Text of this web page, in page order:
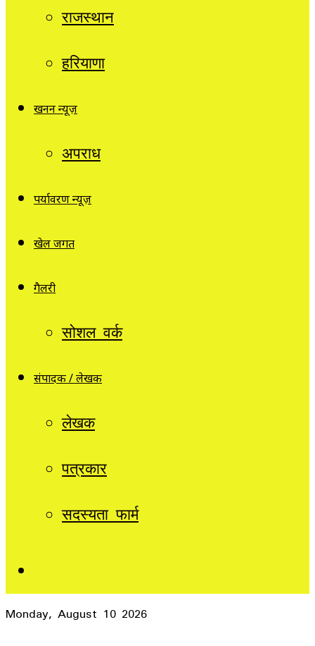
राजस्थान
हरियाणा
खनन न्यूज़
अपराध
पर्यावरण न्यूज़
खेल जगत
गैलरी
सोशल वर्क
संपादक / लेखक
लेखक
पत्रकार
सदस्यता फार्म
Monday, August 10 2026